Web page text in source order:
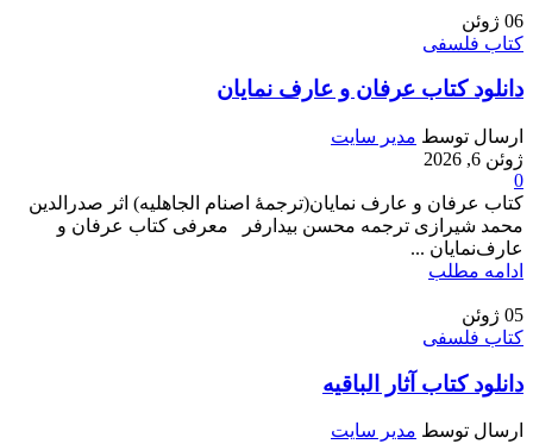
06 ژوئن
کتاب فلسفی
دانلود کتاب عرفان و عارف نمایان
ارسال توسط مدیر سایت
ژوئن 6, 2026
0
کتاب عرفان و عارف نمایان(ترجمۀ اصنام الجاهلیه) اثر صدرالدین
محمد شیرازی ترجمه محسن بیدارفر معرفی کتاب عرفان و
عارف‌نمایان ...
ادامه مطلب
05 ژوئن
کتاب فلسفی
دانلود کتاب آثار الباقیه
ارسال توسط مدیر سایت